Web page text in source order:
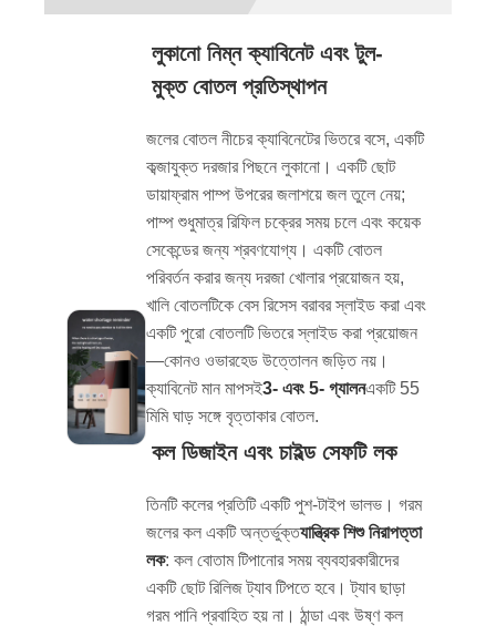
লুকানো নিম্ন ক্যাবিনেট এবং টুল-
মুক্ত বোতল প্রতিস্থাপন
জলের বোতল নীচের ক্যাবিনেটের ভিতরে বসে, একটি
কব্জাযুক্ত দরজার পিছনে লুকানো। একটি ছোট
ডায়াফ্রাম পাম্প উপরের জলাশয়ে জল তুলে নেয়;
পাম্প শুধুমাত্র রিফিল চক্রের সময় চলে এবং কয়েক
সেকেন্ডের জন্য শ্রবণযোগ্য। একটি বোতল
পরিবর্তন করার জন্য দরজা খোলার প্রয়োজন হয়,
খালি বোতলটিকে বেস রিসেস বরাবর স্লাইড করা এবং
একটি পুরো বোতলটি ভিতরে স্লাইড করা প্রয়োজন
—কোনও ওভারহেড উত্তোলন জড়িত নয়।
ক্যাবিনেট মান মাপসই3- এবং 5- গ্যালনএকটি 55
মিমি ঘাড় সঙ্গে বৃত্তাকার বোতল.
কল ডিজাইন এবং চাইল্ড সেফটি লক
তিনটি কলের প্রতিটি একটি পুশ-টাইপ ভালভ। গরম
জলের কল একটি অন্তর্ভুক্তযান্ত্রিক শিশু নিরাপত্তা
লক: কল বোতাম টিপানোর সময় ব্যবহারকারীদের
একটি ছোট রিলিজ ট্যাব টিপতে হবে। ট্যাব ছাড়া
গরম পানি প্রবাহিত হয় না। ঠান্ডা এবং উষ্ণ কল